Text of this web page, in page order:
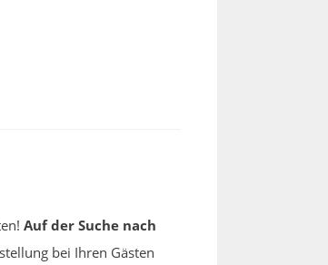
Auf der Suche nach
bei Ihren Gästen